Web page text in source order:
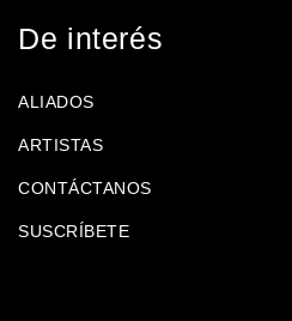
De interés
ALIADOS
ARTISTAS
CONTÁCTANOS
SUSCRÍBETE